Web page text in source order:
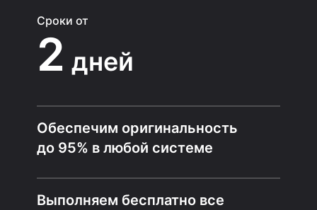
Сроки от
2 дней
Обеспечим оригинальность
до 95% в любой системе
Выполняем бесплатно все